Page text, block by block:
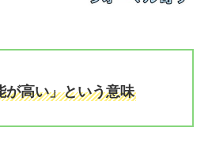
が高い」という意味